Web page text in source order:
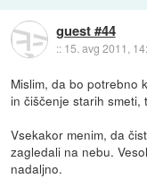
guest #44
:: 15. avg 2011,
Mislim, da bo potrebno
in čiščenje starih smeti,
Vsekakor menim, da
zagledali na nebu.
nadaljno.